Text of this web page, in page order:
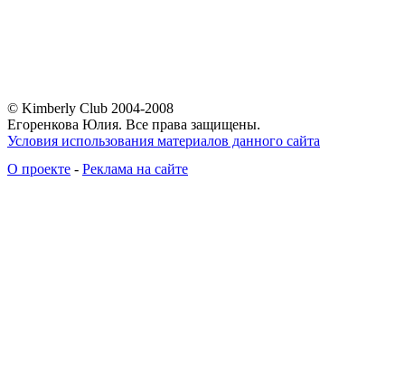
© Kimberly Club 2004-2008
Егоренкова Юлия. Все права защищены.
Условия использования материалов данного сайта
О проекте - Реклама на сайте